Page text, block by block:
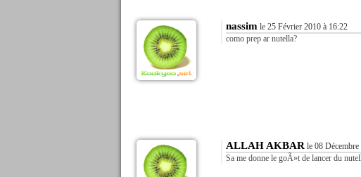
nassim le 25 Février 2010 à 16:22
como prep ar nutella?
ALLAH AKBAR le 08
Sa me donne le goÃ»t de lancer du